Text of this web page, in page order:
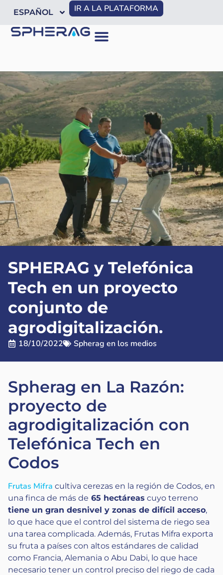
ESPAÑOL IR A LA PLATAFORMA
SPHERAG y Telefónica
Tech en un proyecto
conjunto de
agrodigitalización.
18/10/2022 Spherag en los medios
Spherag en La Razón:
proyecto de
agrodigitalización con
Telefónica Tech en
Codos
Frutas Mifra cultiva cerezas en la región de Codos, en
una finca de más de 65 hectáreas cuyo terreno
tiene un gran desnivel y zonas de difícil acceso,
lo que hace que el control del sistema de riego sea
una tarea complicada. Además, Frutas Mifra exporta
su fruta a países con altos estándares de calidad
como Francia, Alemania o Abu Dabi, lo que hace
necesario tener un control preciso del riego de cada